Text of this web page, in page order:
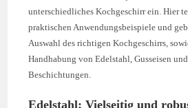
unterschiedliches Kochgeschirr ein. Hier
praktischen Anwendungsbeispiele und
Auswahl des richtigen Kochgeschirrs,
Handhabung von Edelstahl, Gusseisen
Beschichtungen.
Edelstahl: Vielseitig und